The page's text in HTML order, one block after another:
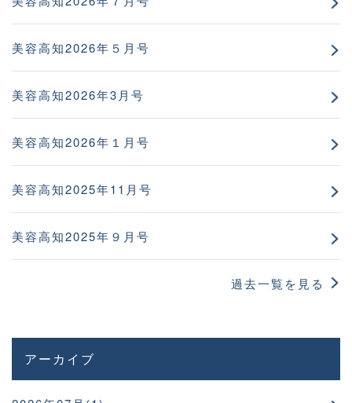
美容高知2026年５月号
美容高知2026年3月号
美容高知2026年１月号
美容高知2025年11月号
美容高知2025年９月号
過去一覧を見る
アーカイブ